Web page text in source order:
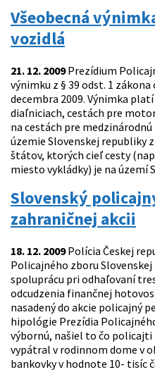
Všeobecná
vozidlá
21. 12. 2009Prezídium
výnimku z § 39 odst. 1
decembra 2009. Výnimka
diaľniciach, cestách pre
na cestách pre
územie Slovenskej republiky
štátov, ktorých cieľ cesty
miesto vykládky) je na území
Slovenský
zahraničnej akcii
18. 12. 2009Polícia Českej
Policajného zboru
spoluprácu pri odhaľovaní
odcudzenia finančnej
nasadený do akcie policajný
hipológie Prezídia
výbornú, našiel to čo
vypátral v rodinnom dome v
bankovky v hodnote 10- tisíc